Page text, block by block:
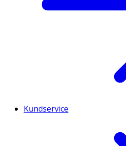
Kundservice